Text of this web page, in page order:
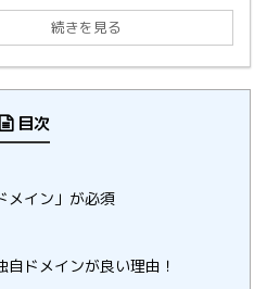
続きを見る
目次
メイン」が必須
自ドメインが良い理由！